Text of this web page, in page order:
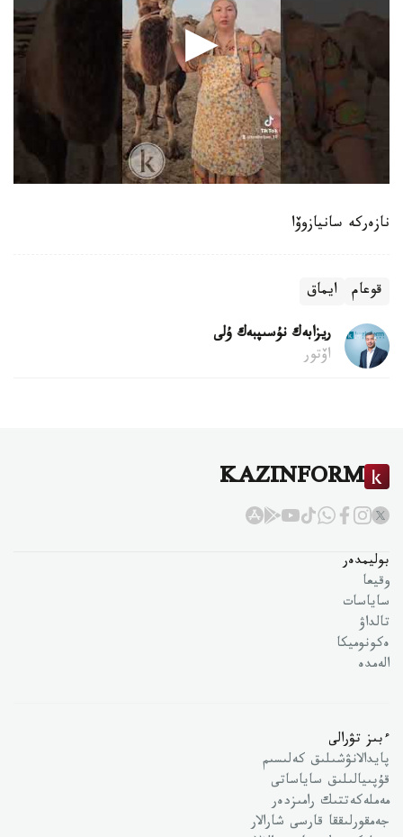
نازەركە سانيازوۆا
قوعام ايماق
ريزابەك نۇسىپبەك ۇلى
اۆتور
KAZINFORM
بوليمدەر
وقيعا
ساياسات
تالداۋ
ەكونوميكا
الەمدە
ءبىز تۋرالى
پايدالانۋشىلىق كەلىسىم
قۇپىيالىلىق ساياساتى
مەملەكەتتىك رامىزدەر
جەمقورلىققا قارسى شارالار